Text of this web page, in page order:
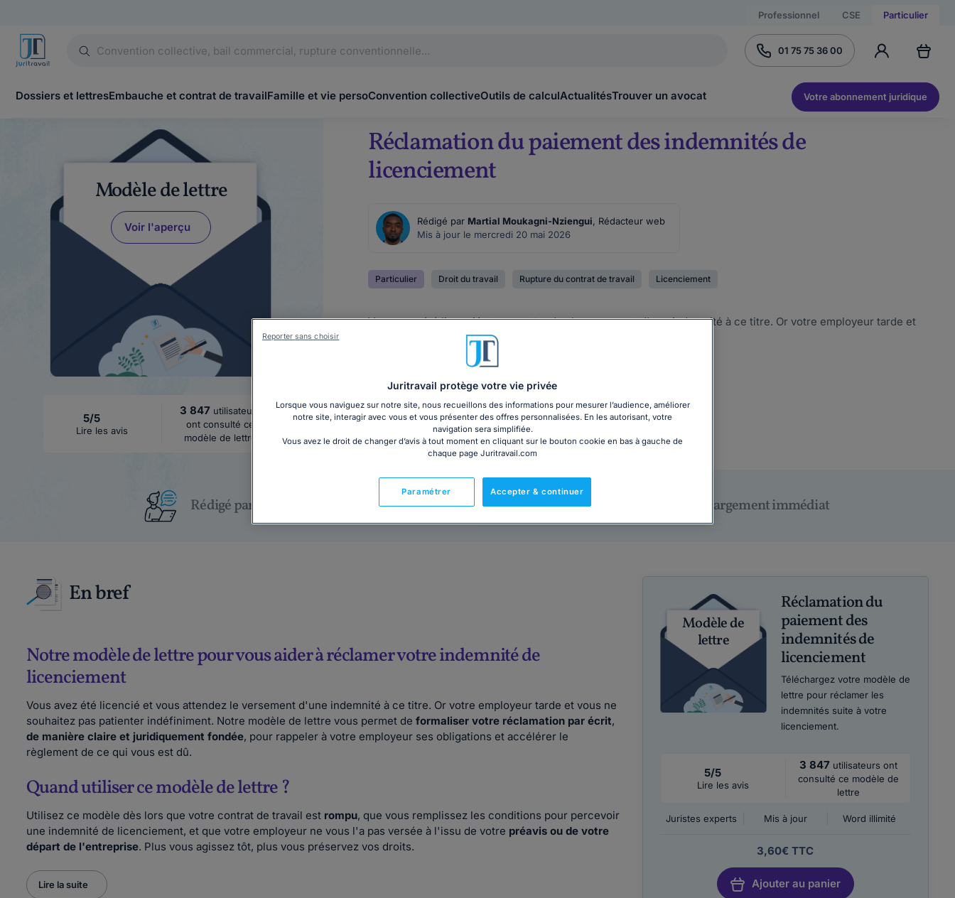
Professionnel CSE Particulier
01 75 75 36 00
Dossiers et lettresEmbauche et contrat de travailFamille et vie persoConvention collectiveOutils de calculActualitésTrouver un avocat Votre abonnement juridique
Modèle de lettre
Voir l'aperçu
5/5
Lire les avis
3 847 utilisateurs
ont consulté ce
modèle de lettre
Réclamation du paiement des indemnités de
licenciement
Rédigé par Martial Moukagni-Nziengui, Rédacteur web
Mis à jour le mercredi 20 mai 2026
Particulier Droit du travail Rupture du contrat de travail Licenciement
Vous avez été licencié et vous attendez le versement d'une indemnité à ce titre. Or votre employeur tarde et
vous ne souhaitez pas patienter indéfiniment. ...
3,60€ TTC Ajouter au panier
Rédigé par un juriste Prêt à l'emploi Téléchargement immédiat
En bref
Notre modèle de lettre pour vous aider à réclamer votre indemnité de
licenciement
Vous avez été licencié et vous attendez le versement d'une indemnité à ce titre. Or votre employeur tarde et vous ne
souhaitez pas patienter indéfiniment. Notre modèle de lettre vous permet de formaliser votre réclamation par écrit,
de manière claire et juridiquement fondée, pour rappeler à votre employeur ses obligations et accélérer le
règlement de ce qui vous est dû.
Quand utiliser ce modèle de lettre ?
Utilisez ce modèle dès lors que votre contrat de travail est rompu, que vous remplissez les conditions pour percevoir
une indemnité de licenciement, et que votre employeur ne vous l'a pas versée à l'issu de votre préavis ou de votre
départ de l'entreprise. Plus vous agissez tôt, plus vous préservez vos droits.
Lire la suite
Modèle de
lettre
Réclamation du
paiement des
indemnités de
licenciement
Téléchargez votre modèle de
lettre pour réclamer les
indemnités suite à votre
licenciement.
5/5
Lire les avis
3 847 utilisateurs ont
consulté ce modèle de
lettre
Juristes experts Mis à jour Word illimité
3,60€ TTC
Ajouter au panier
Juritravail protège votre vie privée
Lorsque vous naviguez sur notre site, nous recueillons des informations pour mesurer l’audience, améliorer
notre site, interagir avec vous et vous présenter des offres personnalisées. En les autorisant, votre
navigation sera simplifiée.
Vous avez le droit de changer d’avis à tout moment en cliquant sur le bouton cookie en bas à gauche de
chaque page Juritravail.com
Accepter & continuer
Paramétrer
Reporter sans choisir